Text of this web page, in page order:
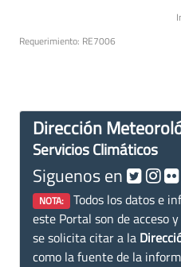
Requerimiento: RE7006
Dirección
Servicios Climáticos
Siguenos en
NOTA: Todos los datos e
este Portal son de acceso
se solicita citar a la
como la fuente de la